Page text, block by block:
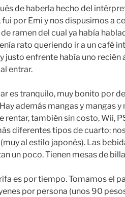
de haberla hecho del
fui por Emi y nos dispusimos a
ramen del cual ya había
rato queriendo ir a un café
justo enfrente había uno
entrar.
es tranquilo, muy bonito por
además mangas y mangas
rentar, también sin costo, Wii,
diferentes tipos de cuarto:
al estilo japonés). Las
un poco. Tienen mesas de
es por tiempo. Tomamos el
por persona (unos 90